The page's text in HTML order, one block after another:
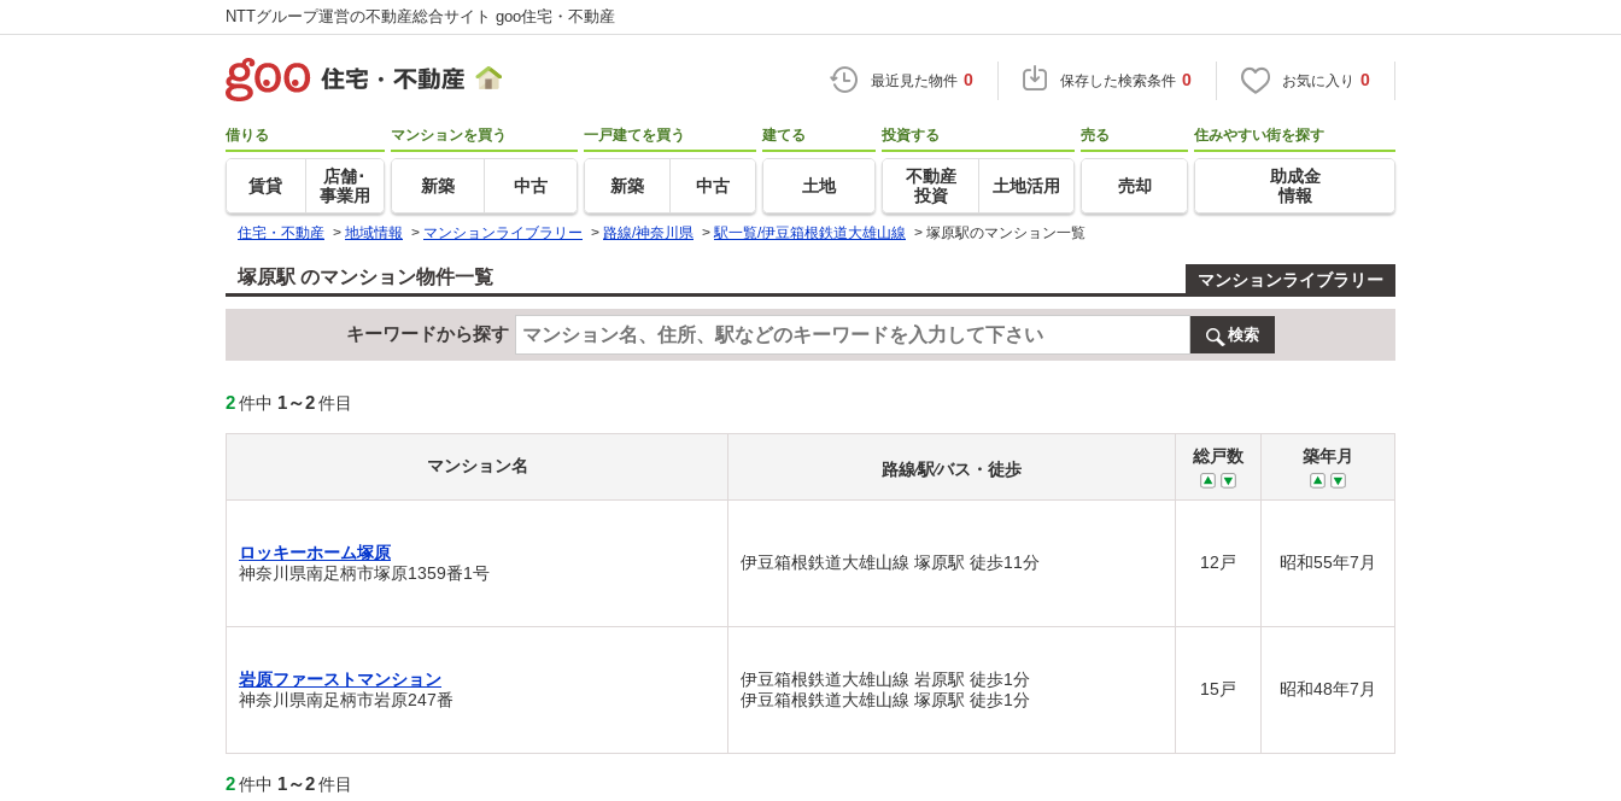
NTTグループ運営の不動産総合サイト goo住宅・不動産
最近見た物件 0 保存した検索条件 0 お気に入り 0
借りる
賃貸
店舗･
事業用
マンションを買う
新築 中古
一戸建てを買う
新築 中古
建てる
土地
投資する
不動産
投資
土地活用
売る
売却
住みやすい街を探す
助成金
情報
住宅・不動産 > 地域情報 > マンションライブラリー > 路線/神奈川県 > 駅一覧/伊豆箱根鉄道大雄山線 > 塚原駅のマンション一覧
塚原駅 のマンション物件一覧 マンションライブラリー
キーワードから探す 検索
2件中 1～2件目
マンション名 路線⁄駅⁄バス・徒歩
総戸数 築年月
ロッキーホーム塚原
神奈川県南足柄市塚原1359番1号
伊豆箱根鉄道大雄山線 塚原駅 徒歩11分 12戸 昭和55年7月
岩原ファーストマンション
神奈川県南足柄市岩原247番
伊豆箱根鉄道大雄山線 岩原駅 徒歩1分
伊豆箱根鉄道大雄山線 塚原駅 徒歩1分
15戸 昭和48年7月
2件中 1～2件目